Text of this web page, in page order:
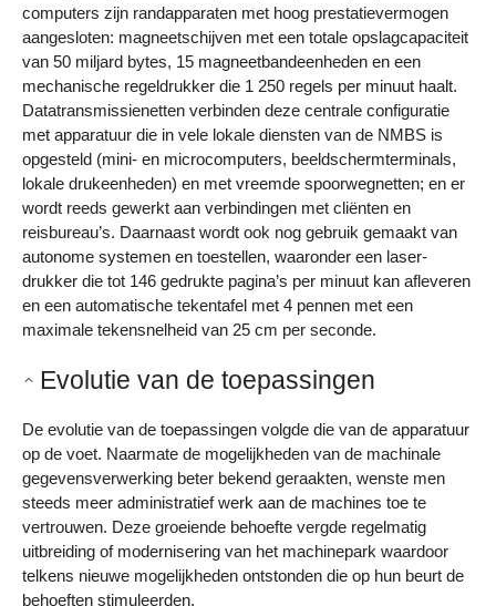
computers zijn randapparaten met hoog prestatievermogen
aangesloten: magneetschijven met een totale opslagcapaciteit
van 50 miljard bytes, 15 magneetbandeenheden en een
mechanische regeldrukker die 1 250 regels per minuut haalt.
Datatransmissienetten verbinden deze centrale configuratie
met apparatuur die in vele lokale diensten van de NMBS is
opgesteld (mini- en microcomputers, beeldschermterminals,
lokale drukeenheden) en met vreemde spoorwegnetten; en er
wordt reeds gewerkt aan verbindingen met cliënten en
reisbureau’s. Daarnaast wordt ook nog gebruik gemaakt van
autonome systemen en toestellen, waaronder een laser-
drukker die tot 146 gedrukte pagina’s per minuut kan afleveren
en een automatische tekentafel met 4 pennen met een
maximale tekensnelheid van 25 cm per seconde.
Evolutie van de toepassingen
De evolutie van de toepassingen volgde die van de apparatuur
op de voet. Naarmate de mogelijkheden van de machinale
gegevensverwerking beter bekend geraakten, wenste men
steeds meer administratief werk aan de machines toe te
vertrouwen. Deze groeiende behoefte vergde regelmatig
uitbreiding of modernisering van het machinepark waardoor
telkens nieuwe mogelijkheden ontstonden die op hun beurt de
behoeften stimuleerden.